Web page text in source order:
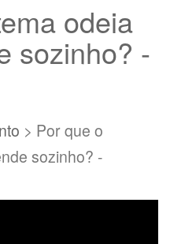
odeia
sozinho? -
> Por que o
sozinho? -